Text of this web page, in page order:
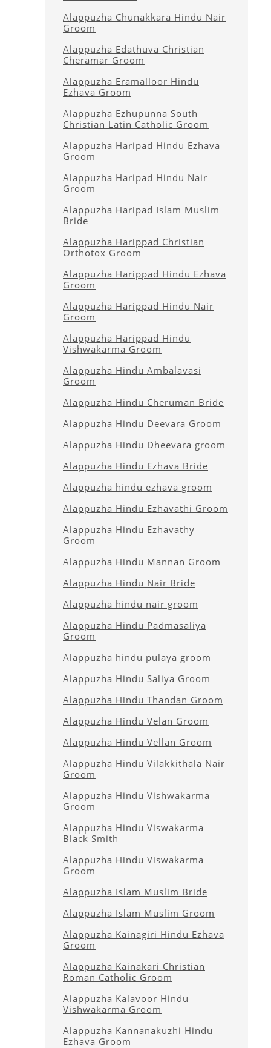
Alappuzha Chunakkara Hindu Nair
Groom
Alappuzha Edathuva Christian
Cheramar Groom
Alappuzha Eramalloor Hindu
Ezhava Groom
Alappuzha Ezhupunna South
Christian Latin Catholic Groom
Alappuzha Haripad Hindu Ezhava
Groom
Alappuzha Haripad Hindu Nair
Groom
Alappuzha Haripad Islam Muslim
Bride
Alappuzha Harippad Christian
Orthotox Groom
Alappuzha Harippad Hindu Ezhava
Groom
Alappuzha Harippad Hindu Nair
Groom
Alappuzha Harippad Hindu
Vishwakarma Groom
Alappuzha Hindu Ambalavasi
Groom
Alappuzha Hindu Cheruman Bride
Alappuzha Hindu Deevara Groom
Alappuzha Hindu Dheevara groom
Alappuzha Hindu Ezhava Bride
Alappuzha hindu ezhava groom
Alappuzha Hindu Ezhavathi Groom
Alappuzha Hindu Ezhavathy
Groom
Alappuzha Hindu Mannan Groom
Alappuzha Hindu Nair Bride
Alappuzha hindu nair groom
Alappuzha Hindu Padmasaliya
Groom
Alappuzha hindu pulaya groom
Alappuzha Hindu Saliya Groom
Alappuzha Hindu Thandan Groom
Alappuzha Hindu Velan Groom
Alappuzha Hindu Vellan Groom
Alappuzha Hindu Vilakkithala Nair
Groom
Alappuzha Hindu Vishwakarma
Groom
Alappuzha Hindu Viswakarma
Black Smith
Alappuzha Hindu Viswakarma
Groom
Alappuzha Islam Muslim Bride
Alappuzha Islam Muslim Groom
Alappuzha Kainagiri Hindu Ezhava
Groom
Alappuzha Kainakari Christian
Roman Catholic Groom
Alappuzha Kalavoor Hindu
Vishwakarma Groom
Alappuzha Kannanakuzhi Hindu
Ezhava Groom